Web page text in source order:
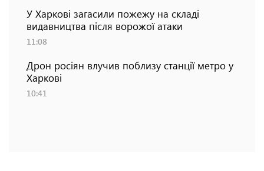
У Харкові загасили пожежу на складі
видавництва після ворожої атаки
11:08
Дрон росіян влучив поблизу станції метро у
Харкові
10:41